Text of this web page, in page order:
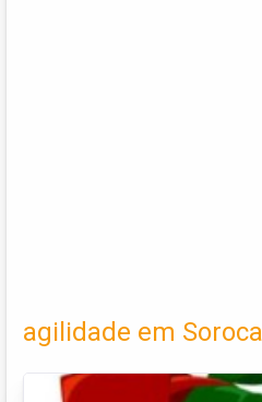
agilidade em